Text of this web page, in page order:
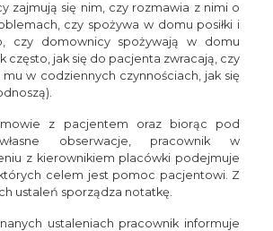
zajmują się nim, czy rozmawia z nimi o
czy spożywa w domu posiłki i
czy domownicy spożywają w domu
często, jak się do pacjenta zwracają, czy
w codziennych czynnościach, jak się
z pacjentem oraz biorąc pod
obserwacje, pracownik w
z kierownikiem placówki podejmuje
których celem jest pomoc pacjentowi. Z
ustaleń sporządza notatkę.
ustaleniach pracownik informuje